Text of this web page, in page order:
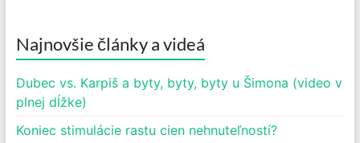
Najnovšie články a videá
Dubec vs. Karpiš a byty, byty, byty u Šimona (video v
plnej dĺžke)
Koniec stimulácie rastu cien nehnuteľností?